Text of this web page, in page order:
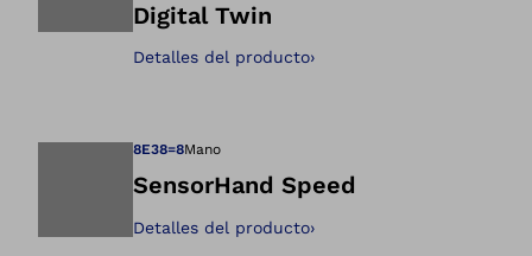
Abre la imagen
Digital Twin
Detalles del producto›
8E38=8Mano
SensorHand Speed
Detalles del producto›